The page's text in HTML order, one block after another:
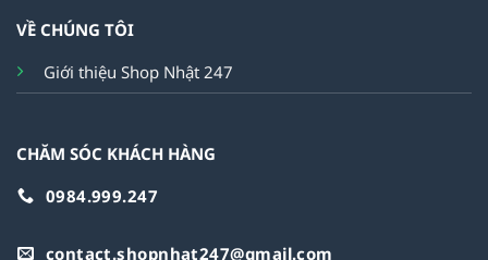
VỀ CHÚNG TÔI
Giới thiệu Shop Nhật 247
CHĂM SÓC KHÁCH HÀNG
0984.999.247
contact.shopnhat247@gmail.com